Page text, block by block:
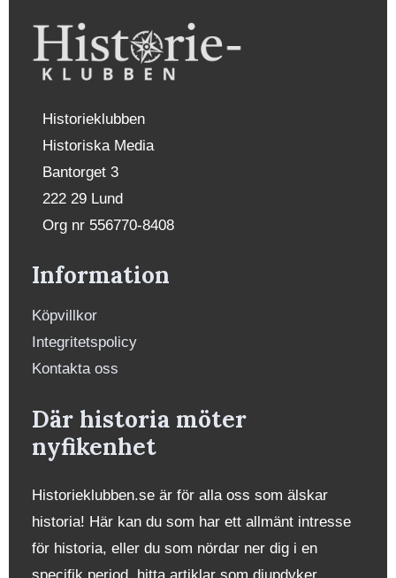
Historieklubben
Historiska Media
Bantorget 3
222 29 Lund
Org nr 556770-8408
Information
Köpvillkor
Integritetspolicy
Kontakta oss
Där historia möter
nyfikenhet
Historieklubben.se är för alla oss som älskar
historia! Här kan du som har ett allmänt intresse
för historia, eller du som nördar ner dig i en